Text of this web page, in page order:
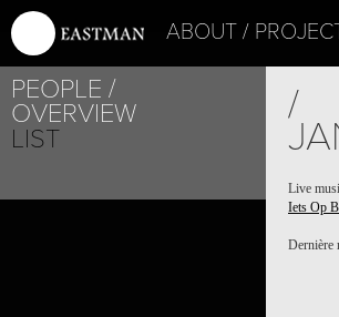
ABOUT
PEOPLE
OVERVIEW
LIST
/
Live
Iets Op
Dernière